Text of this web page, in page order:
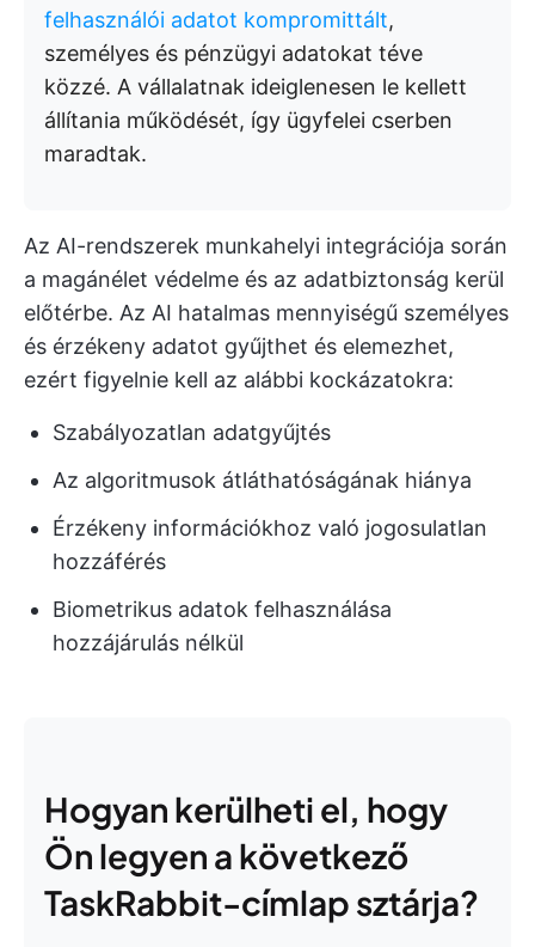
felhasználói adatot kompromittált,
személyes és pénzügyi adatokat téve
közzé. A vállalatnak ideiglenesen le kellett
állítania működését, így ügyfelei cserben
maradtak.
Az AI-rendszerek munkahelyi integrációja során
a magánélet védelme és az adatbiztonság kerül
előtérbe. Az AI hatalmas mennyiségű személyes
és érzékeny adatot gyűjthet és elemezhet,
ezért figyelnie kell az alábbi kockázatokra:
Szabályozatlan adatgyűjtés
Az algoritmusok átláthatóságának hiánya
Érzékeny információkhoz való jogosulatlan
hozzáférés
Biometrikus adatok felhasználása
hozzájárulás nélkül
Hogyan kerülheti el, hogy
Ön legyen a következő
TaskRabbit-címlap sztárja?